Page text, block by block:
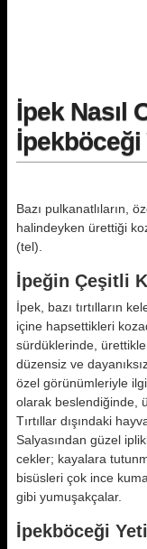
İpek Nasıl
Bazı pulkanatlıların,
halindeyken ürettiği
(tel).
İpeğin Çeşitli
İpek, bazı tırtılların
içine hap­settikleri
sürdüklerinde,
düzensiz ve
özel görünümleriyle
olarak beslendiğinde,
Tırtıllar dışındaki
Salyasından güzel
cekler; kayalara
bisüsleri çok ince
gibi yumuşakçalar.
İpekböceği